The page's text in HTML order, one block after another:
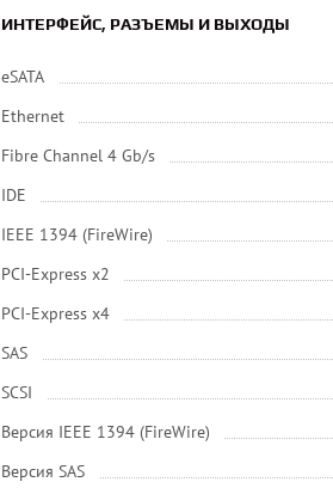
ИНТЕРФЕЙС, РАЗЪЕМЫ И ВЫХОДЫ
eSATA
Ethernet
Fibre Channel 4 Gb/s
IDE
IEEE 1394 (FireWire)
PCI-Express x2
PCI-Express x4
SAS
SCSI
Версия IEEE 1394 (FireWire)
Версия SAS